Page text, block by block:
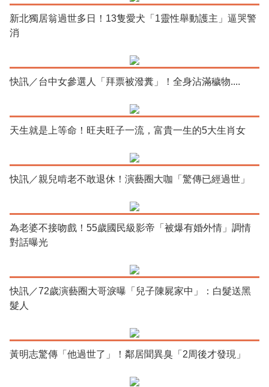
新北獨居翁過世多日！13隻愛犬「1靈性舉動護主」逼哭警
消
快訊／台中女參選人「拜票被潑糞」！全身沾滿穢物....
天生就是上等命！旺夫旺子一流，富貴一生的5大生肖女
快訊／親兒啃老不敢退休！演藝圈大咖「驚傳已經過世」
為老婆不接吻戲！55歲國民級影帝「被爆有婚外情」調情
對話曝光
快訊／72歲演藝圈大哥淚曝「兒子陳屍家中」：白髮送黑
髮人
黃明志驚傳「他過世了」！鄰居聞異臭「2周後才發現」